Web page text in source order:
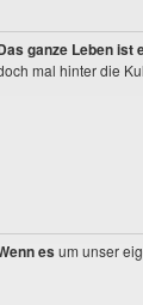
ganze Leben ist
mal hinter die
es um unser